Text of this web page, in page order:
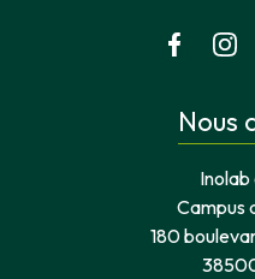
Nous
Campus
180